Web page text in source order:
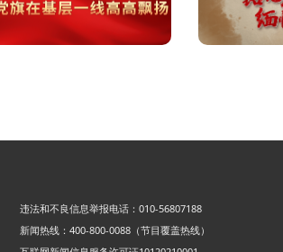
违法和不良信息举报电话：010-56807188
新闻热线：400-800-0088（节目覆盖热线）